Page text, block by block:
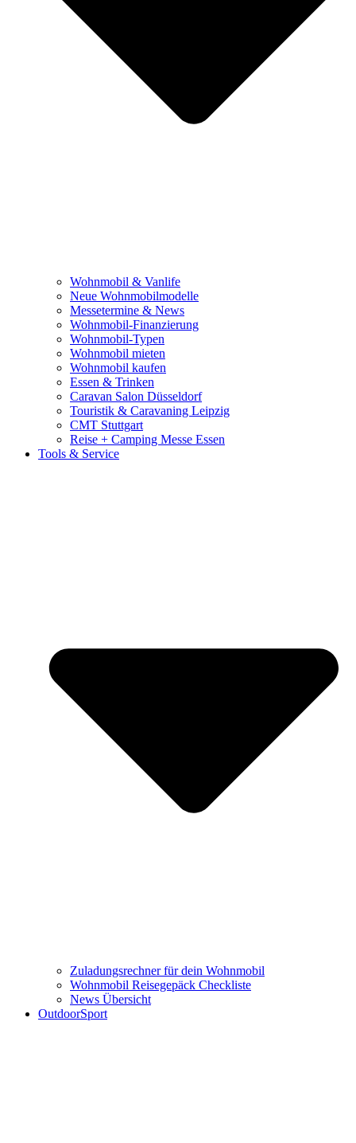
Wohnmobil & Vanlife
Neue Wohnmobilmodelle
Messetermine & News
Wohnmobil-Finanzierung
Wohnmobil-Typen
Wohnmobil mieten
Wohnmobil kaufen
Essen & Trinken
Caravan Salon Düsseldorf
Touristik & Caravaning Leipzig
CMT Stuttgart
Reise + Camping Messe Essen
Tools & Service
Zuladungsrechner für dein Wohnmobil
Wohnmobil Reisegepäck Checkliste
News Übersicht
OutdoorSport